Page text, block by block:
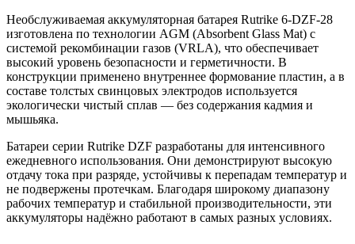
Необслуживаемая аккумуляторная батарея Rutrike 6-DZF-28
изготовлена по технологии AGM (Absorbent Glass Mat) с
системой рекомбинации газов (VRLA), что обеспечивает
высокий уровень безопасности и герметичности. В
конструкции применено внутреннее формование пластин, а в
составе толстых свинцовых электродов используется
экологически чистый сплав — без содержания кадмия и
мышьяка.
Батареи серии Rutrike DZF разработаны для интенсивного
ежедневного использования. Они демонстрируют высокую
отдачу тока при разряде, устойчивы к перепадам температур и
не подвержены протечкам. Благодаря широкому диапазону
рабочих температур и стабильной производительности, эти
аккумуляторы надёжно работают в самых разных условиях.